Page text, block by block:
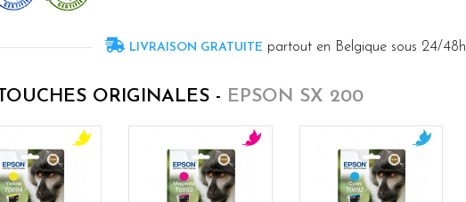
LIVRAISON GRATUITE partout en Belgique sous 24/48h
ORIGINALES - EPSON SX 200